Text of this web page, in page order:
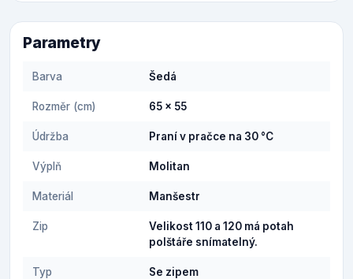
Parametry
Barva Šedá
Rozměr (cm) 65 x 55
Údržba Praní v pračce na 30 °C
Výplň Molitan
Materiál Manšestr
Zip
Velikost 110 a 120 má potah
polštáře snímatelný.
Typ Se zipem